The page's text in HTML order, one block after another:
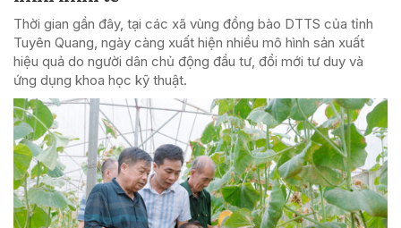
Thời gian gần đây, tại các xã vùng đồng bào DTTS của tỉnh
Tuyên Quang, ngày càng xuất hiện nhiều mô hình sản xuất
hiệu quả do người dân chủ động đầu tư, đổi mới tư duy và
ứng dụng khoa học kỹ thuật.